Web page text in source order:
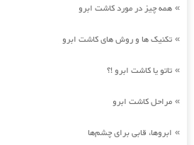
» همه چیز در مورد کاشت ابرو
» تکنیک ها و روش های کاشت ابرو
» تاتو یا کاشت ابرو !؟
» مراحل کاشت ابرو
» ابروها، قابی برای چشم‌ها